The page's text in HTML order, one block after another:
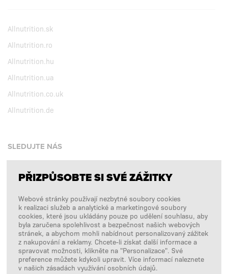
Allnutrition.sk
Allnutrition.ro
Allnutrition.hu
Allnutrition.ua
Allnutrition.co.uk
Allnutrition.de
SLEDUJTE NÁS
Facebook
Instagram
Copyright © 2026SFD S. A.
PLATBY ZPRACOVÁVÁ
PŘIZPŮSOBTE SI SVÉ ZÁŽITKY
Webové stránky používají nezbytné soubory cookies
k realizaci služeb a analytické a marketingové soubory
cookies, které jsou ukládány pouze po udělení souhlasu, aby
byla zaručena spolehlivost a bezpečnost našich webových
stránek, a abychom mohli nabídnout personalizovaný zážitek
z nakupování a reklamy. Chcete-li získat další informace a
spravovat možnosti, klikněte na "Personalizace". Své
preference můžete kdykoli upravit. Více informací naleznete
v našich zásadách využívání osobních údajů.